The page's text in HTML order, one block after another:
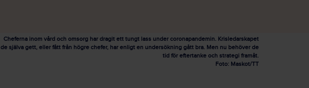
Cheferna inom vård och omsorg har dragit ett tungt lass under coronapandemin. Krisledarskapet
de själva gett, eller fått från högre chefer, har enligt en undersökning gått bra. Men nu behöver de
tid för eftertanke och strategi framåt.
Foto: Maskot/TT